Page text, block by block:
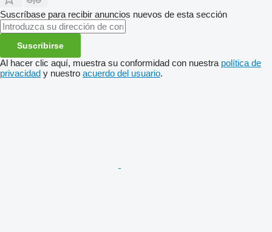
Suscríbase para recibir anuncios nuevos de esta sección
Suscribirse
Al hacer clic aquí, muestra su conformidad con nuestra política de
privacidad y nuestro acuerdo del usuario.